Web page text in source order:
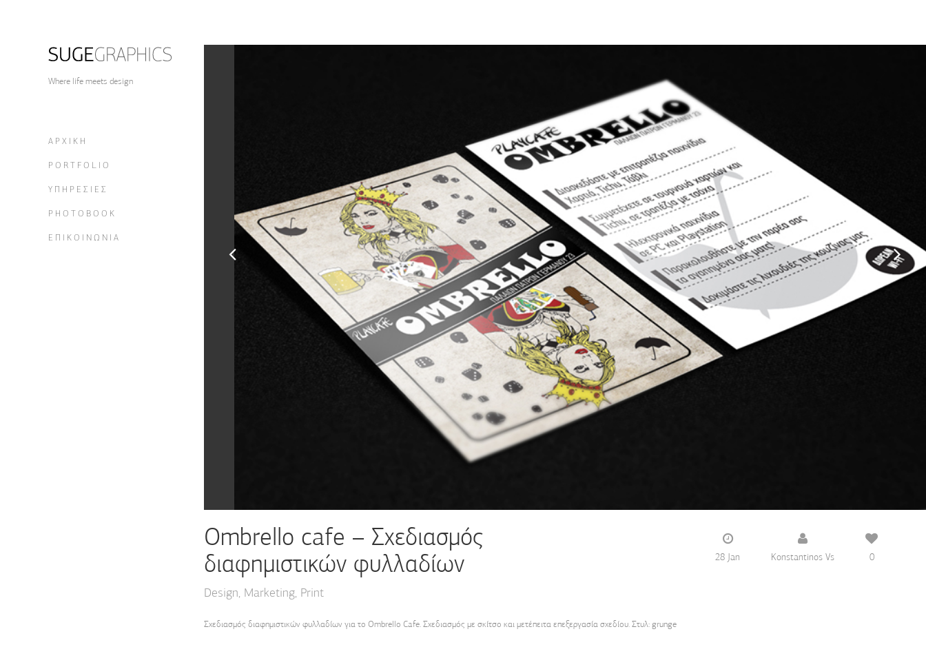
Where life meets design
ΑΡΧΙΚΗ
PORTFOLIO
ΥΠΗΡΕΣΙΕΣ
PHOTOBOOK
ΕΠΙΚΟΙΝΩΝΙΑ
Ombrello cafe – Σχεδιασμός
διαφημιστικών φυλλαδίων
Design Marketing Print
28 Jan Konstantinos Vs 0
Σχεδιασμός διαφημιστικών φυλλαδίων για το Ombrello Cafe. Σχεδιασμός με σκίτσο και μετέπειτα επεξεργασία σχεδίου. Στυλ: grunge